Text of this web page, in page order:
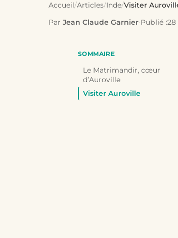
Accueil/Articles/Inde/Visiter
Par Jean Claude Garnier·Publié :28
SOMMAIRE
Le Matrimandir, cœur
d’Auroville
Visiter Auroville